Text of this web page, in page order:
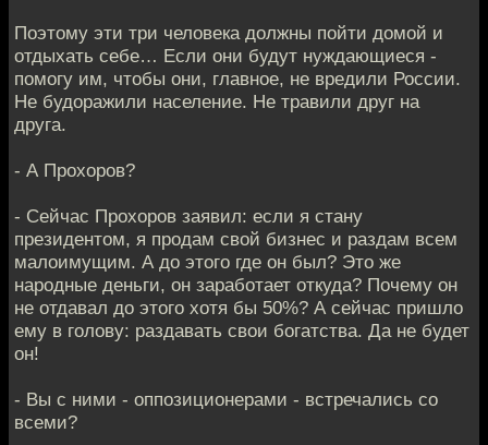
Поэтому эти три человека должны пойти домой и
отдыхать себе… Если они будут нуждающиеся -
помогу им, чтобы они, главное, не вредили России.
Не будоражили население. Не травили друг на
друга.
- А Прохоров?
- Сейчас Прохоров заявил: если я стану
президентом, я продам свой бизнес и раздам всем
малоимущим. А до этого где он был? Это же
народные деньги, он заработает откуда? Почему он
не отдавал до этого хотя бы 50%? А сейчас пришло
ему в голову: раздавать свои богатства. Да не будет
он!
- Вы с ними - оппозиционерами - встречались со
всеми?